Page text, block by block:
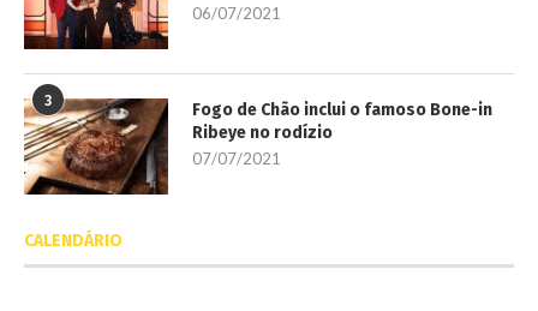
06/07/2021
3
Fogo de Chão inclui o famoso Bone-in
Ribeye no rodízio
07/07/2021
CALENDÁRIO